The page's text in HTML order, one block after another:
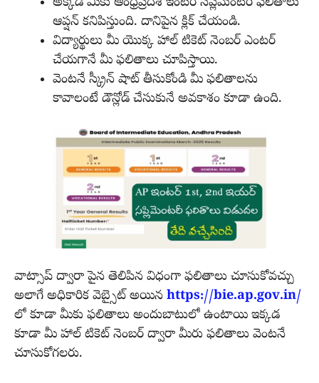
ఆప్షన్ కనిపిస్తుంది. దానిపైన క్లిక్ చేయండి.
విద్యార్థులు మీ యొక్క హాల్ టికెట్ నెంబర్ ఎంటర్
చేయగానే మీ ఫలితాలు చూపిస్తాయి.
వెంటనే స్క్రీన్ షాట్ తీసుకోండి మీ ఫలితాలను
కావాలంటే డౌన్లోడ్ చేసుకునే అవకాశం కూడా ఉంది.
వాట్సాప్ ద్వారా పైన తెలిపిన విధంగా ఫలితాలు చూసుకోవచ్చు
అలాగే అధికారిక వెబ్సైట్ అయిన https://bie.ap.gov.in/
లో కూడా మీకు ఫలితాలు అందుబాటులో ఉంటాయి ఇక్కడ
కూడా మీ హాల్ టికెట్ నెంబర్ ద్వారా మీరు ఫలితాలు వెంటనే
చూసుకోగలరు.